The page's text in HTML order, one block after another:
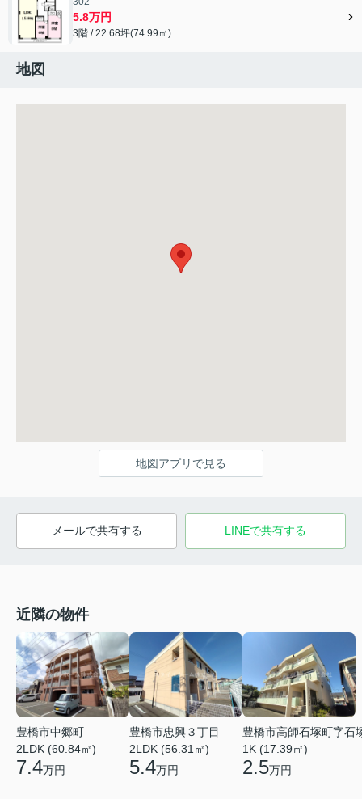
5.8万円
3階 / 22.68坪(74.99㎡)
地図
地図アプリで見る
メールで共有する LINEで共有する
近隣の物件
豊橋市中郷町
2LDK (60.84㎡)
7.4万円
豊橋市忠興３丁目
2LDK (56.31㎡)
5.4万円
豊橋市高師石塚町字石
1K (17.39㎡)
2.5万円